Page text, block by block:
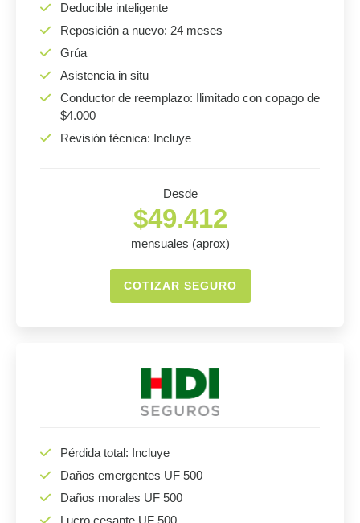
Deducible inteligente
Reposición a nuevo: 24 meses
Grúa
Asistencia in situ
Conductor de reemplazo: Ilimitado con copago de
$4.000
Revisión técnica: Incluye
Desde
$49.412
mensuales (aprox)
COTIZAR SEGURO
Pérdida total: Incluye
Daños emergentes UF 500
Daños morales UF 500
Lucro cesante UF 500